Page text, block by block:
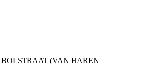
(VAN HAREN